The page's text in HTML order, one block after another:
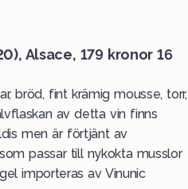
), Alsace, 179 kronor 16
bröd, fint krämig mousse, torr,
av detta vin finns
men är förtjänt av
passar till nykokta musslor
importeras av Vinunic